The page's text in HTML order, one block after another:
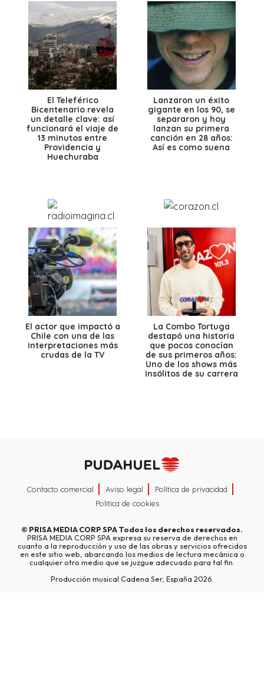
El Teleférico
Bicentenario revela
un detalle clave: así
funcionará el viaje de
13 minutos entre
Providencia y
Huechuraba
Lanzaron un éxito
gigante en los 90, se
separaron y hoy
lanzan su primera
canción en 28 años:
Así es como suena
El actor que impactó a
Chile con una de las
interpretaciones más
crudas de la TV
La Combo Tortuga
destapó una historia
que pocos conocían
de sus primeros años:
Uno de los shows más
insólitos de su carrera
Contacto comercial Aviso legal
Política de privacidad
Política de cookies
© PRISA MEDIA CORP SPATodos los derechos reservados.
PRISA MEDIA CORP SPA expresa su reserva de derechos en
cuanto a la reproducción y uso de las obras y servicios ofrecidos
en este sitio web, abarcando los medios de lectura mecánica o
cualquier otro medio que se juzgue adecuado para tal fin.
Producción musical Cadena Ser, España 2026.